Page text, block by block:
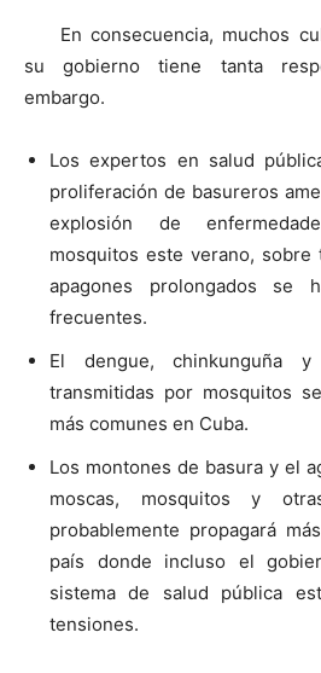
En consecuencia, muchos
su gobierno tiene tanta
embargo.
Los expertos en salud
proliferación de basureros
explosión de
mosquitos este verano,
apagones prolongados se
frecuentes.
El dengue, chinkunguña y
transmitidas por mosquitos
más comunes en Cuba.
Los montones de basura y el
moscas, mosquitos y
probablemente propagará
país donde incluso el
sistema de salud pública
tensiones.